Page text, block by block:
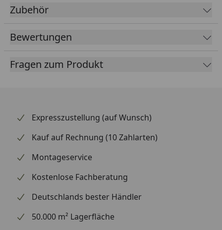
Ihnen 15 Jahre Garantie auf die UV-, Verrottungs- und
Ihnen die Firma Oase auch nach Ablauf der
Garantiezeit eine kostenfreie Rücknahme zum
umweltfreundlichen Recycling zu.
Zubehör
Bewertungen
Fragen zum Produkt
Expresszustellung (auf Wunsch)
Kauf auf Rechnung (10 Zahlarten)
Montageservice
Kostenlose Fachberatung
Deutschlands bester Händler
50.000 m² Lagerfläche